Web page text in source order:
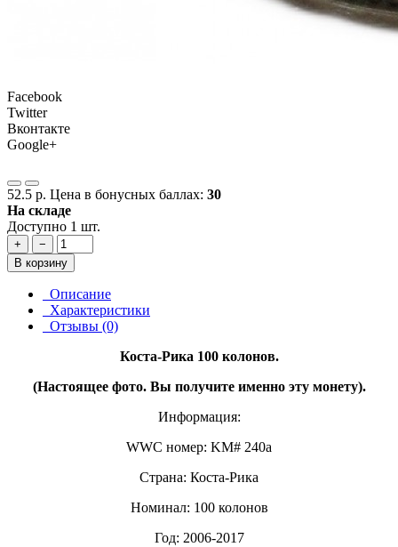
Facebook
Twitter
Вконтакте
Google+
52.5 р. Цена в бонусных баллах: 30
На складе
Доступно 1 шт.
+
−
В корзину
Описание
Характеристики
Отзывы (0)
Коста-Рика 100 колонов.
(Настоящее фото. Вы получите именно эту монету).
Информация:
WWC номер: KM# 240a
Страна: Коста-Рика
Номинал: 100 колонов
Год: 2006-2017